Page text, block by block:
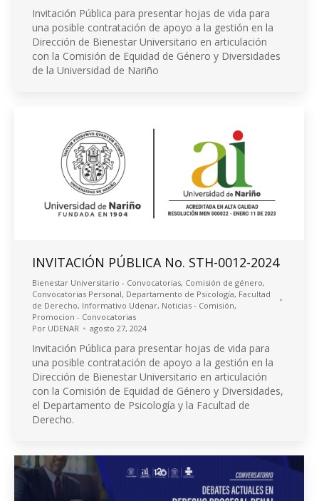
Invitación Pública para presentar hojas de vida para
una posible contratación de apoyo a la gestión en la
Dirección de Bienestar Universitario en articulación
con la Comisión de Equidad de Género y Diversidades
de la Universidad de Nariño
INVITACIÓN PÚBLICA No. STH-0012-2024
Bienestar Universitario - Convocatorias, Comisión de género,
Convocatorias Personal, Departamento de Psicología, Facultad
de Derecho, Informativo Udenar, Noticias - Comisión,
Promocion - Convocatorias
Por UDENAR agosto 27, 2024
Invitación Pública para presentar hojas de vida para
una posible contratación de apoyo a la gestión en la
Dirección de Bienestar Universitario en articulación
con la Comisión de Equidad de Género y Diversidades,
el Departamento de Psicología y la Facultad de
Derecho.